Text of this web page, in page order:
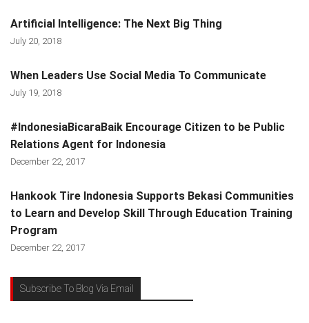
Artificial Intelligence: The Next Big Thing
July 20, 2018
When Leaders Use Social Media To Communicate
July 19, 2018
#IndonesiaBicaraBaik Encourage Citizen to be Public
Relations Agent for Indonesia
December 22, 2017
Hankook Tire Indonesia Supports Bekasi Communities
to Learn and Develop Skill Through Education Training
Program
December 22, 2017
Subscribe To Blog Via Email